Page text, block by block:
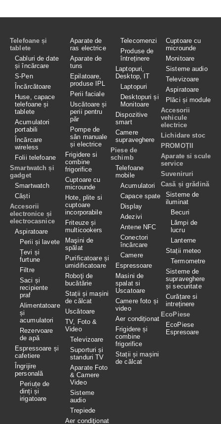
Telefoane și
tablete
Cabluri de date
și încărcare
S-Pen
Încărcătoare
Huse, capace
telefoane și
tablete
Acumulatori
portabili
Încărcare
wireless
Folii telefoane
Smartwatch și
gadget
Smartwatch
Căști
Accesorii
electronice și
electrocasnice
Aspiratoare
Perii și lavete
Țevi și
furtune
Filtre
Saci și
recipiente
praf
Alimentatoare
și
acumulatori
Rezervoare
de apă
Espressoare și
cafetiere
Îngrijire
personală
Periuțe de
dinți și
irigatoare
Aparate de
ras electrice
Aparate de
tuns
Epilatoare,
produse IPL
Perii faciale
Uscătoare și
perii pentru
păr
Pompe de
sân manuale
și electrice
Frigidere si
combine
frigorifice
Cuptoare cu
microunde
Hote, plite si
cuptoare
incorporabile
Friteuze și
multicookers
Maşini de
spălat
Purificatoare și
umidificatoare
Roboţi de
bucătărie
Stații și mașini
de călcat
Uscătoare
TV, Foto &
Video
Televizoare
Suporturi și
standuri TV
Aparate Foto
& Camere
Video
Sisteme
audio
Trepiede
Aer condiţionat
Telecomenzi
Produse de
întreținere
Laptopuri,
Desktop, IT
Laptopuri
Desktopuri și
Monitoare
Dispozitive
smart
Camere
supraveghere
Piese de
schimb
Telefoane
mobile
Acumulatori
Capace spate
Display
Adezivi
Antene NFC
Conectori
încărcare
Camere
Espressoare
Masini de
spalat si
Uscatoare
Camere foto și
video
Aer condiționat
Frigidere și
combine
frigorifice
Stații și mașini
de călcat
Cuptoare cu
microunde
Monitoare
Sisteme audio
Televizoare
Aspiratoare
Plăci și module
Accesorii
vehicule
electrice
Lichidare stoc
PROMOȚII
Aparate si scule
service
Suveniruri
Casă și grădină
Sisteme de
iluminat
Becuri
Lămpi de
lucru
Lanterne
Stații meteo
Termometre
Sisteme de
supraveghere
și securitate
Curățare si
intreținere
EcoPiese
EcoPiese
Espresoare